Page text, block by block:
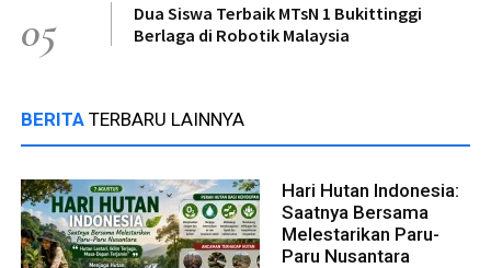
05
Dua Siswa Terbaik MTsN 1 Bukittinggi
Berlaga di Robotik Malaysia
BERITA TERBARU LAINNYA
Hari Hutan Indonesia:
Saatnya Bersama
Melestarikan Paru-
Paru Nusantara